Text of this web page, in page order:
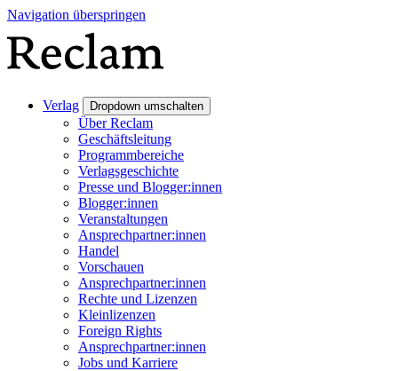
Navigation überspringen
Verlag Dropdown umschalten
Über Reclam
Geschäftsleitung
Programmbereiche
Verlagsgeschichte
Presse und Blogger:innen
Blogger:innen
Veranstaltungen
Ansprechpartner:innen
Handel
Vorschauen
Ansprechpartner:innen
Rechte und Lizenzen
Kleinlizenzen
Foreign Rights
Ansprechpartner:innen
Jobs und Karriere